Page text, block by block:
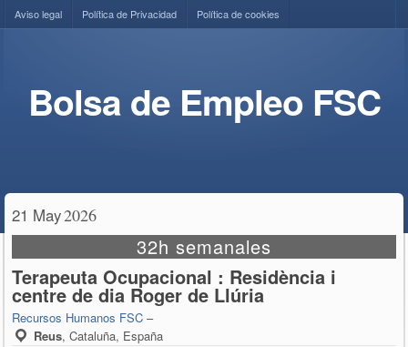
Aviso legal Política de Privacidad Política de cookies
Bolsa de Empleo FSC
21 May2026
32h semanales
Terapeuta Ocupacional : Residència i
centre de dia Roger de Llúria
Recursos Humanos FSC –
Reus,Cataluña, España